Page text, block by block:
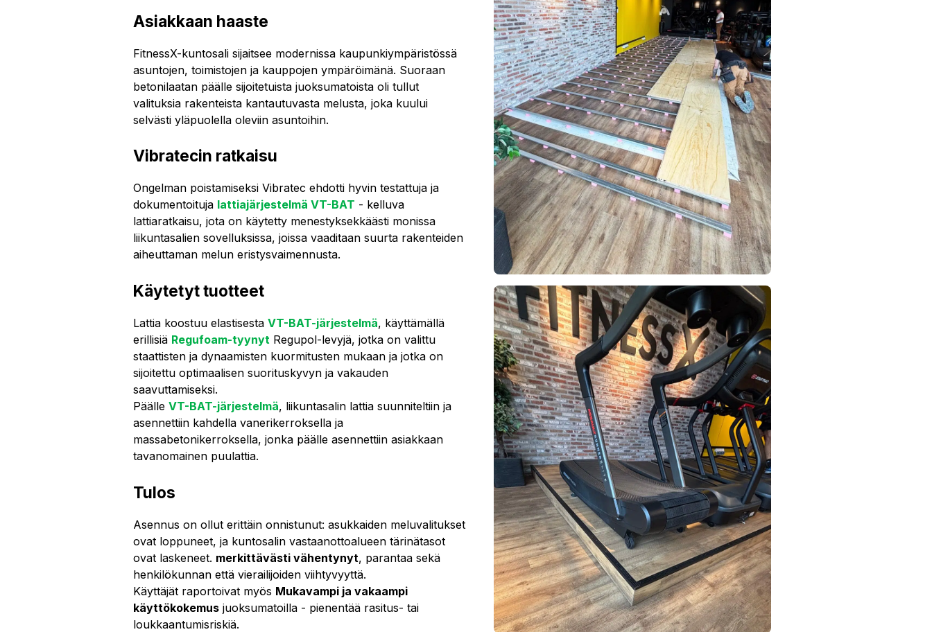
Asiakkaan haaste
FitnessX-kuntosali sijaitsee modernissa kaupunkiympäristössä
asuntojen, toimistojen ja kauppojen ympäröimänä. Suoraan
betonilaatan päälle sijoitetuista juoksumatoista oli tullut
valituksia rakenteista kantautuvasta melusta, joka kuului
selvästi yläpuolella oleviin asuntoihin.
Vibratecin ratkaisu
Ongelman poistamiseksi Vibratec ehdotti hyvin testattuja ja
dokumentoituja lattiajärjestelmä VT-BAT - kelluva
lattiaratkaisu, jota on käytetty menestyksekkäästi monissa
liikuntasalien sovelluksissa, joissa vaaditaan suurta rakenteiden
aiheuttaman melun eristysvaimennusta.
Käytetyt tuotteet
Lattia koostuu elastisesta VT-BAT-järjestelmä, käyttämällä
erillisiä Regufoam-tyynyt Regupol-levyjä, jotka on valittu
staattisten ja dynaamisten kuormitusten mukaan ja jotka on
sijoitettu optimaalisen suorituskyvyn ja vakauden
saavuttamiseksi.
Päälle VT-BAT-järjestelmä, liikuntasalin lattia suunniteltiin ja
asennettiin kahdella vanerikerroksella ja
massabetonikerroksella, jonka päälle asennettiin asiakkaan
tavanomainen puulattia.
Tulos
Asennus on ollut erittäin onnistunut: asukkaiden meluvalitukset
ovat loppuneet, ja kuntosalin vastaanottoalueen tärinätasot
ovat laskeneet. merkittävästi vähentynyt, parantaa sekä
henkilökunnan että vierailijoiden viihtyvyyttä.
Käyttäjät raportoivat myös Mukavampi ja vakaampi
käyttökokemus juoksumatoilla - pienentää rasitus- tai
loukkaantumisriskiä.